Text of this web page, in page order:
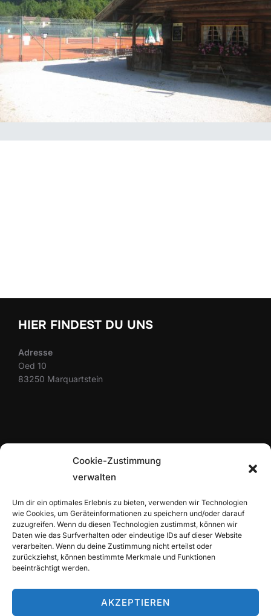
Cookie-Zustimmung
verwalten
Um dir ein optimales Erlebnis zu bieten, verwenden wir Technologien
wie Cookies, um Geräteinformationen zu speichern und/oder darauf
zuzugreifen. Wenn du diesen Technologien zustimmst, können wir
Daten wie das Surfverhalten oder eindeutige IDs auf dieser Website
verarbeiten. Wenn du deine Zustimmung nicht erteilst oder
zurückziehst, können bestimmte Merkmale und Funktionen
beeinträchtigt werden.
AKZEPTIEREN
HIER FINDEST DU UNS
Adresse
Oed 10
83250 Marquartstein
WEITERE LINKS
Sponsoren